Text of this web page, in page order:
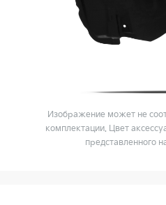
Изображение может не
комплектации. Цвет
представленного